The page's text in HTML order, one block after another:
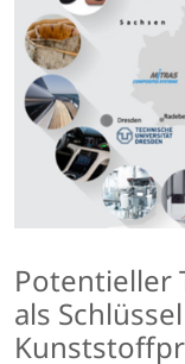
Potentieller
als